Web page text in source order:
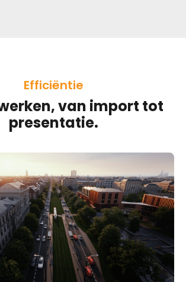
Efficiëntie
van import tot
presentatie.